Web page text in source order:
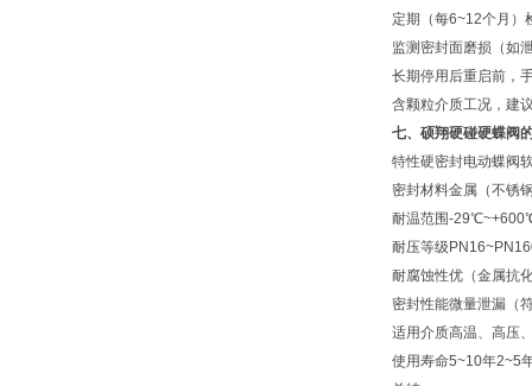
定期（每6~12个月）
监测密封面磨损（如
长期停用后重启前，
含颗粒介质工况，建
七、硕翔硬碰硬蝶阀
特性硬密封电动蝶阀
密封材料金属（不锈
耐温范围-
耐压等级
耐腐蚀性优（金属抗
密封性能微量泄漏（
适用介质高温、高压
使用寿命5~10年2~5